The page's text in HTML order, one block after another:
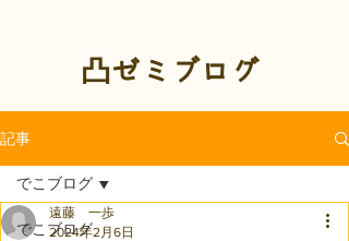
凸ゼミブログ
記事
でこブログ
でこブログ
遠藤 一歩
2024年2月6日